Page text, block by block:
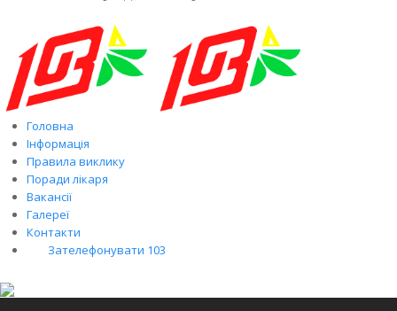
Головна
Інформація
Правила виклику
Поради лікаря
Вакансії
Галереї
Контакти
Зателефонувати 103